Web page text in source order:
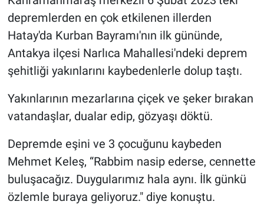
depremlerden en çok etkilenen illerden
Hatay'da Kurban Bayramı'nın ilk gününde,
Antakya ilçesi Narlıca Mahallesi'ndeki deprem
şehitliği yakınlarını kaybedenlerle dolup taştı.
Yakınlarının mezarlarına çiçek ve şeker bırakan
vatandaşlar, dualar edip, gözyaşı döktü.
Depremde eşini ve 3 çocuğunu kaybeden
Mehmet Keleş, “Rabbim nasip ederse, cennette
buluşacağız. Duygularımız hala aynı. İlk günkü
özlemle buraya geliyoruz." diye konuştu.